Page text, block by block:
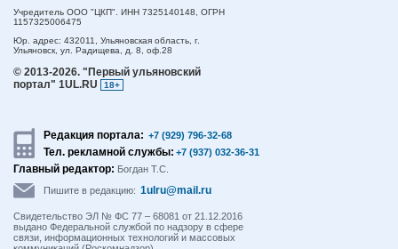
Учредитель ООО "ЦКП". ИНН 7325140148, ОГРН
1157325006475
Юр. адрес: 432011, Ульяновская область, г.
Ульяновск, ул. Радищева, д. 8, оф.28
© 2013-2026. "Первый ульяновский
портал" 1UL.RU
18+
Редакция портала: +7 (929) 796-32-68
Тел. рекламной службы: +7 (937) 032-36-31
Главный редактор: Богдан Т.С.
Пишите в редакцию: 1ulru@mail.ru
Свидетельство ЭЛ № ФС 77 – 68081 от 21.12.2016
выдано Федеральной службой по надзору в сфере
связи, информационных технологий и массовых